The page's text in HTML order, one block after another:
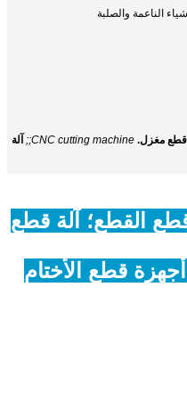
الناعمة والصلبة
قطع مغزل. CNC cutting machine;;
آلة
قطع القطع؛ آلة قطع
قطع الأختام